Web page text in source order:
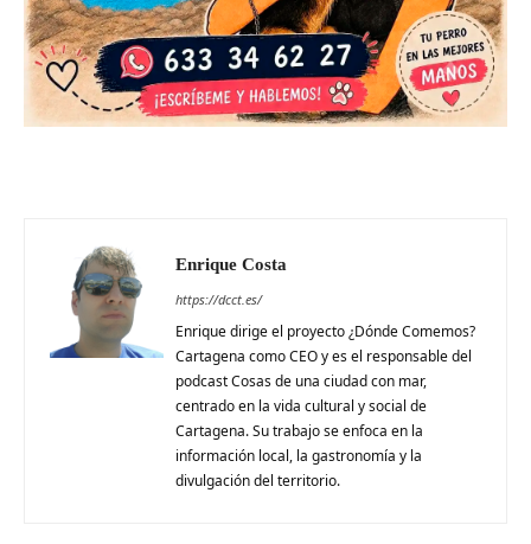
Enrique Costa
https://dcct.es/
Enrique dirige el proyecto ¿Dónde Comemos?
Cartagena como CEO y es el responsable del
podcast Cosas de una ciudad con mar,
centrado en la vida cultural y social de
Cartagena. Su trabajo se enfoca en la
información local, la gastronomía y la
divulgación del territorio.